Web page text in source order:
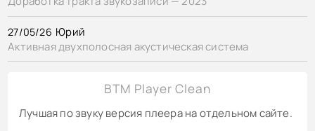
27/05/26 Юрий
Активная двухполосная акустическая система
BTM Player Clean
Лучшая по звуку версия плеера на отдельном сайте.